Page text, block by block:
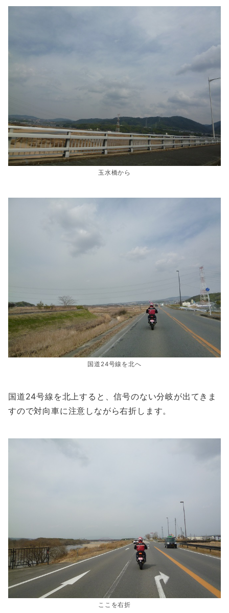
玉水橋から
国道24号線を北へ
国道24号線を北上すると、信号のない分岐が出てきま
すので対向車に注意しながら右折します。
ここを右折